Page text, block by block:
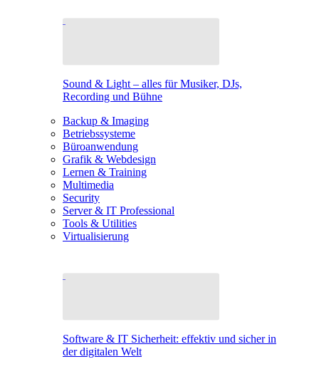
Sound & Light – alles für Musiker, DJs,
Recording und Bühne
Backup & Imaging
Betriebssysteme
Büroanwendung
Grafik & Webdesign
Lernen & Training
Multimedia
Security
Server & IT Professional
Tools & Utilities
Virtualisierung
Software & IT Sicherheit: effektiv und sicher in
der digitalen Welt